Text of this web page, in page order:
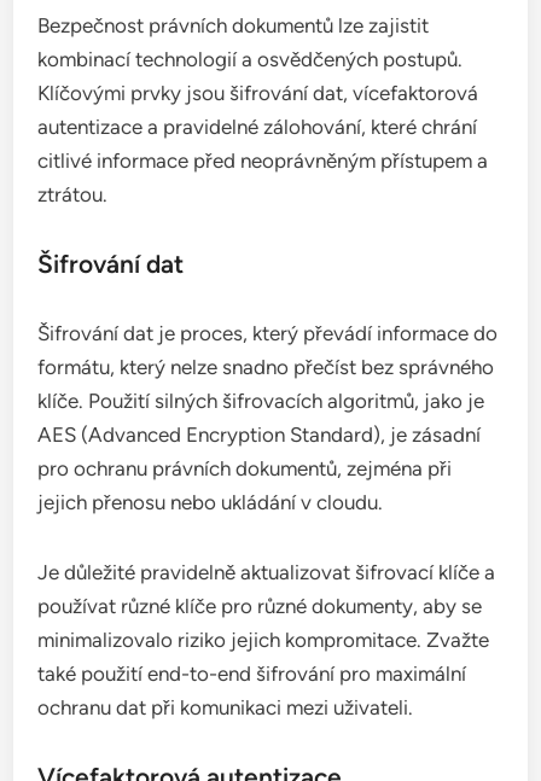
Bezpečnost právních dokumentů lze zajistit
kombinací technologií a osvědčených postupů.
Klíčovými prvky jsou šifrování dat, vícefaktorová
autentizace a pravidelné zálohování, které chrání
citlivé informace před neoprávněným přístupem a
ztrátou.
Šifrování dat
Šifrování dat je proces, který převádí informace do
formátu, který nelze snadno přečíst bez správného
klíče. Použití silných šifrovacích algoritmů, jako je
AES (Advanced Encryption Standard), je zásadní
pro ochranu právních dokumentů, zejména při
jejich přenosu nebo ukládání v cloudu.
Je důležité pravidelně aktualizovat šifrovací klíče a
používat různé klíče pro různé dokumenty, aby se
minimalizovalo riziko jejich kompromitace. Zvažte
také použití end-to-end šifrování pro maximální
ochranu dat při komunikaci mezi uživateli.